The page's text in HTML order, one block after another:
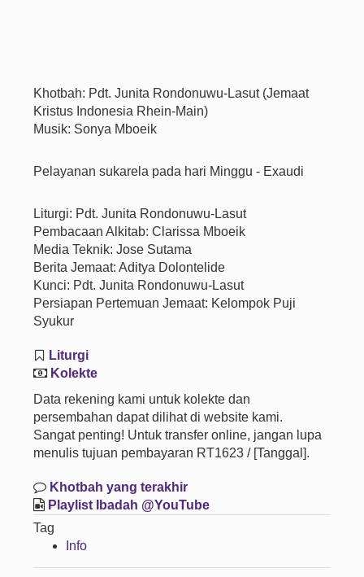
Khotbah: Pdt. Junita Rondonuwu-Lasut (Jemaat
Kristus Indonesia Rhein-Main)
Musik: Sonya Mboeik
Pelayanan sukarela pada hari Minggu - Exaudi
Liturgi: Pdt. Junita Rondonuwu-Lasut
Pembacaan Alkitab: Clarissa Mboeik
Media Teknik: Jose Sutama
Berita Jemaat: Aditya Dolontelide
Kunci: Pdt. Junita Rondonuwu-Lasut
Persiapan Pertemuan Jemaat: Kelompok Puji
Syukur
Liturgi
Kolekte
Data rekening kami untuk kolekte dan
persembahan dapat dilihat di website kami.
Sangat penting! Untuk transfer online, jangan lupa
menulis tujuan pembayaran RT1623 / [Tanggal].
Khotbah yang terakhir
Playlist Ibadah @YouTube
Tag
Info